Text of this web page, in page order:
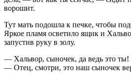
ворошит.
Тут мать подошла к печке, чтобы
Яркое пламя осветило ящик и
запустив руку в золу.
— Хальвор, сыночек, да ведь это ты!
— Отец, смотри, это наш сыночек